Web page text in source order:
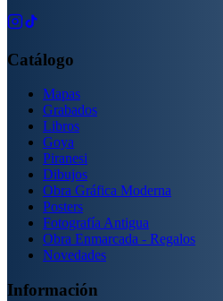
Catálogo
Mapas
Grabados
Libros
Goya
Piranesi
Dibujos
Obra Gráfica Moderna
Posters
Fotografía Antigua
Obra Enmarcada - Regalos
Novedades
Información